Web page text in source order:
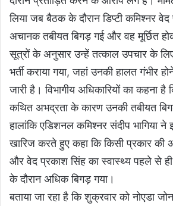
लिया जब बैठक के दौरान डिप्टी कमिश्नर
अचानक तबीयत बिगड़ गई और वह मूर्छित
सूत्रों के अनुसार उन्हें तत्काल उपचार के
भर्ती कराया गया, जहां उनकी हालत गंभीर
जारी है। विभागीय अधिकारियों का कहना
कथित अभद्रता के कारण उनकी तबीयत
हालांकि एडिशनल कमिश्नर संदीप भागिया
खारिज करते हुए कहा कि किसी प्रकार की
और वेद प्रकाश सिंह का स्वास्थ्य पहले से
के दौरान अधिक बिगड़ गया।
बताया जा रहा है कि शुक्रवार को नोएडा